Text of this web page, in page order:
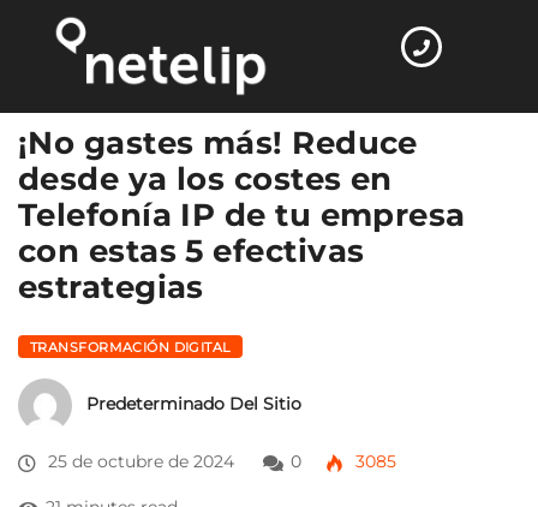
Home Transformación digital ¡No gastes más!…
¡No gastes más! Reduce
desde ya los costes en
Telefonía IP de tu empresa
con estas 5 efectivas
estrategias
TRANSFORMACIÓN DIGITAL
Predeterminado Del Sitio
25 de octubre de 2024 0 3085